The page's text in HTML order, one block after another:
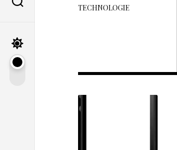
TECHNOLOGIE